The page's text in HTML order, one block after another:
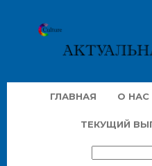
ГЛАВНАЯ О НАС
ТЕКУЩИЙ